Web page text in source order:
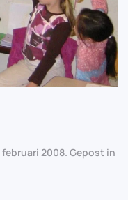
februari 2008. Gepost in